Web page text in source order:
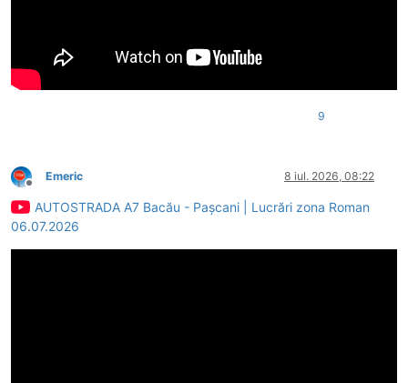
9
Deconectat
Emeric 8 iul. 2026, 08:22
AUTOSTRADA A7 Bacău - Pașcani | Lucrări zona Roman
06.07.2026